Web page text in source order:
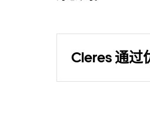
Cleres 通过